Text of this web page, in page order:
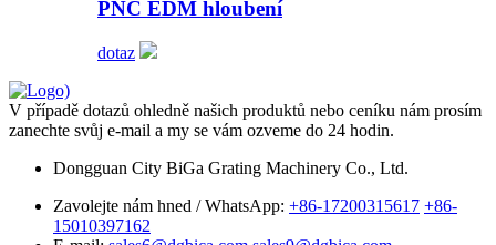
PNC EDM hloubení
dotaz
V případě dotazů ohledně našich produktů nebo ceníku nám prosím
zanechte svůj e-mail a my se vám ozveme do 24 hodin.
Dongguan City BiGa Grating Machinery Co., Ltd.
Zavolejte nám hned / WhatsApp: +86-17200315617 +86-
15010397162